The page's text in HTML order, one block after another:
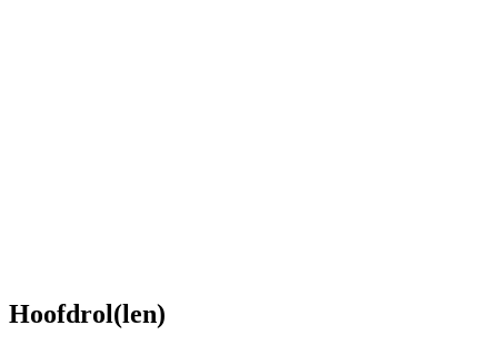
Hoofdrol(len)